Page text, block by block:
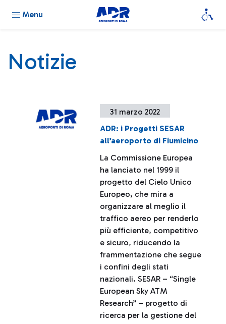
Menu
Notizie
31 marzo 2022
ADR: i Progetti SESAR
all’aeroporto di Fiumicino
La Commissione Europea
ha lanciato nel 1999 il
progetto del Cielo Unico
Europeo, che mira a
organizzare al meglio il
traffico aereo per renderlo
più efficiente, competitivo
e sicuro, riducendo la
frammentazione che segue
i confini degli stati
nazionali. SESAR – “Single
European Sky ATM
Research” – progetto di
ricerca per la gestione del